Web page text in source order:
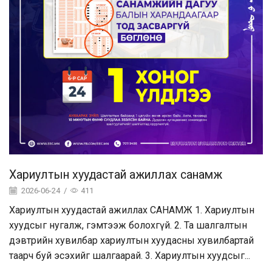
Хариултын хуудастай ажиллах санамж
2026-06-24 / 411
Хариултын хуудастай ажиллах САНАМЖ 1. Хариултын
хуудсыг нугалж, гэмтээж болохгүй. 2. Та шалгалтын
дэвтрийн хувилбар хариултын хуудасны хувилбартай
таарч буй эсэхийг шалгаарай. 3. Хариултын хуудсыг...